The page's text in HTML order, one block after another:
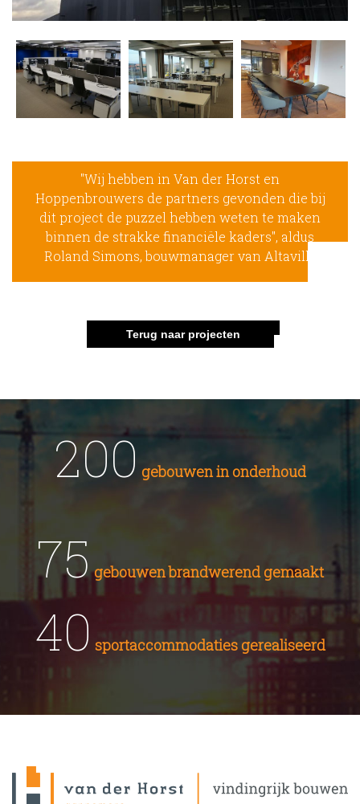
"Wij hebben in Van der Horst en
Hoppenbrouwers de partners gevonden die bij
dit project de puzzel hebben weten te maken
binnen de strakke financiële kaders", aldus
Roland Simons, bouwmanager van Altavilla
Terug naar projecten
200 gebouwen in onderhoud
75 gebouwen brandwerend gemaakt
40 sportaccommodaties gerealiseerd